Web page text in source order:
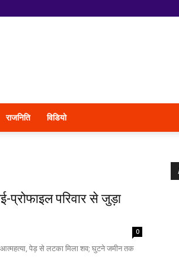
राजनिति विडियो
प्रोफाइल परिवार से जुड़ा
0
पेड़ से लटका मिला शव; घुटने जमीन तक